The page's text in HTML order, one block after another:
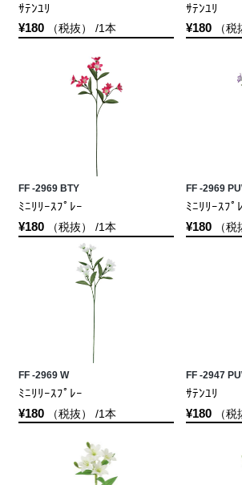
ｻﾃﾝﾕﾘ
¥180（税抜） /1本
ｻﾃﾝﾕﾘ
¥180（税
FF -2969 BTY
ﾐﾆﾘﾘｰｽﾌﾟﾚｰ
¥180（税抜） /1本
FF -2969
ﾐﾆﾘﾘｰｽﾌﾟ
¥180（税
FF -2969 W
ﾐﾆﾘﾘｰｽﾌﾟﾚｰ
¥180（税抜） /1本
FF -2947
ｻﾃﾝﾕﾘ
¥180（税